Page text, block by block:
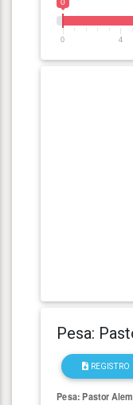
0
0 4
Pesa:
REGISTRO